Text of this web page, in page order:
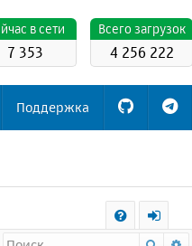
Всего загрузок
4 256 222
в сети
7 353
Поддержка